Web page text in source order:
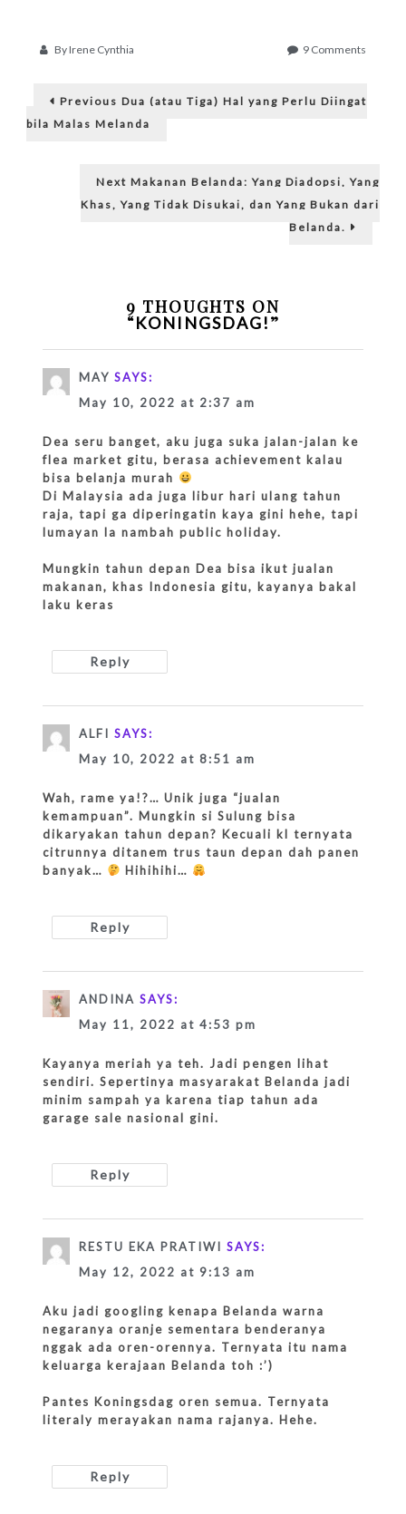
ByIrene Cynthia 9 Commentson
Post
navigation
Previous Previous
Dua (atau Tiga) Hal yang Perlu Diingat
bila Malas Melanda
Next Next
Makanan Belanda: Yang Diadopsi, Yang
Khas, Yang Tidak Disukai, dan Yang Bukan dari
Belanda.
9 THOUGHTS ON
“KONINGSDAG!”
MAY SAYS:
May 10, 2022 at 2:37 am
Dea seru banget, aku juga suka jalan-jalan ke
flea market gitu, berasa achievement kalau
bisa belanja murah
Di Malaysia ada juga libur hari ulang tahun
raja, tapi ga diperingatin kaya gini hehe, tapi
lumayan la nambah public holiday.
Mungkin tahun depan Dea bisa ikut jualan
makanan, khas Indonesia gitu, kayanya bakal
laku keras
Reply
ALFI SAYS:
May 10, 2022 at 8:51 am
Wah, rame ya!?… Unik juga “jualan
kemampuan”. Mungkin si Sulung bisa
dikaryakan tahun depan? Kecuali kl ternyata
citrunnya ditanem trus taun depan dah panen
banyak…
Hihihihi…
Reply
ANDINA SAYS:
May 11, 2022 at 4:53 pm
Kayanya meriah ya teh. Jadi pengen lihat
sendiri. Sepertinya masyarakat Belanda jadi
minim sampah ya karena tiap tahun ada
garage sale nasional gini.
Reply
RESTU EKA PRATIWI SAYS:
May 12, 2022 at 9:13 am
Aku jadi googling kenapa Belanda warna
negaranya oranje sementara benderanya
nggak ada oren-orennya. Ternyata itu nama
keluarga kerajaan Belanda toh :’)
Pantes Koningsdag oren semua. Ternyata
literaly merayakan nama rajanya. Hehe.
Reply